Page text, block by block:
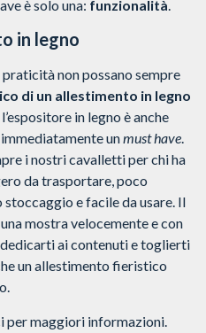
è solo una: funzionalità
in legno
non possano sempre
di un allestimento in legno
l’espositore in legno è anche
unmust have.
i nostri cavalletti per chi ha
da trasportare, poco
e facile da usare. Il
mostra velocemente e con
ai contenuti e toglierti
un allestimento fieristico
per maggiori informazioni.